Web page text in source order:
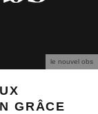
le nouvel obs
GRÂCE